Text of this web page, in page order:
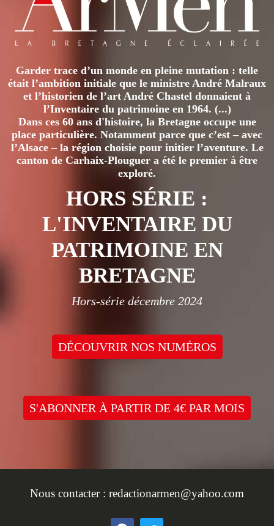
Garder trace d’un monde en pleine mutation : telle
était l’ambition initiale que le ministre André Malraux
et l’historien de l’art André Chastel donnaient à
l’Inventaire du patrimoine en 1964. (...)
Dans ces 60 ans d'histoire, la Bretagne occupe une
place particulière. Notamment parce que c’est – avec
l’Alsace – la région choisie pour initier l’aventure. Le
canton de Carhaix-Plouguer a été le premier à être
exploré.
HORS SÉRIE :
L'INVENTAIRE DU
PATRIMOINE EN
BRETAGNE
Hors-série décembre 2024
DÉCOUVRIR NOS NUMÉROS
S'ABONNER À PARTIR DE 4€ PAR MOIS
Nous contacter : redactionarmen@yahoo.com